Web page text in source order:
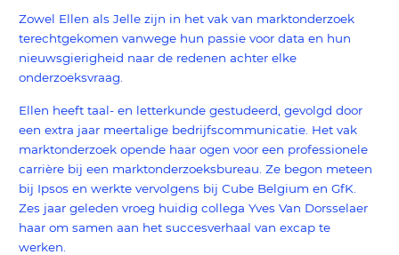
Zowel Ellen als Jelle zijn in het vak van marktonderzoek
terechtgekomen vanwege hun passie voor data en hun
nieuwsgierigheid naar de redenen achter elke
onderzoeksvraag.
Ellen heeft taal- en letterkunde gestudeerd, gevolgd door
een extra jaar meertalige bedrijfscommunicatie. Het vak
marktonderzoek opende haar ogen voor een professionele
carrière bij een marktonderzoeksbureau. Ze begon meteen
bij Ipsos en werkte vervolgens bij Cube Belgium en GfK.
Zes jaar geleden vroeg huidig collega Yves Van Dorsselaer
haar om samen aan het succesverhaal van excap te
werken.